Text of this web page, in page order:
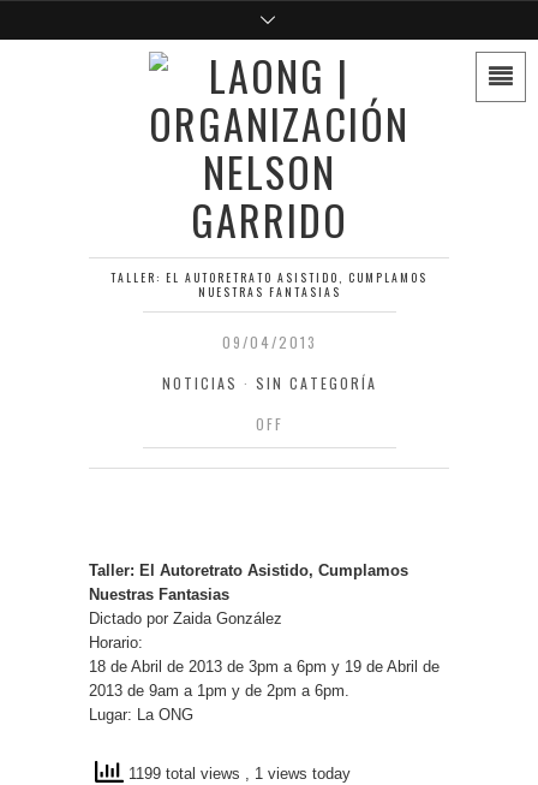
TALLER: EL AUTORETRATO ASISTIDO, CUMPLAMOS
NUESTRAS FANTASIAS
09/04/2013
NOTICIAS · SIN CATEGORÍA
OFF
Taller: El Autoretrato Asistido, Cumplamos
Nuestras Fantasias
Dictado por Zaida González
Horario:
18 de Abril de 2013 de 3pm a 6pm y 19 de Abril de
2013 de 9am a 1pm y de 2pm a 6pm.
Lugar: La ONG
1199 total views , 1 views today